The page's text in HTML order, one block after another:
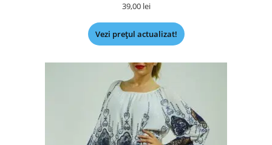
39,00 lei
Vezi prețul actualizat!